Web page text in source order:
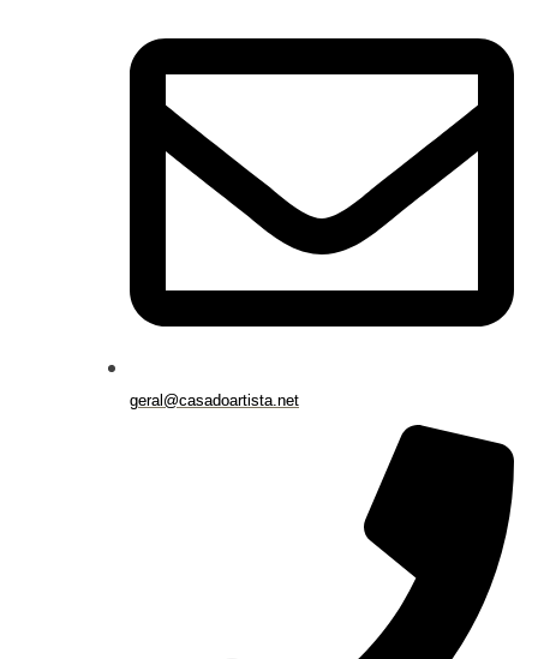
geral@casadoartista.net